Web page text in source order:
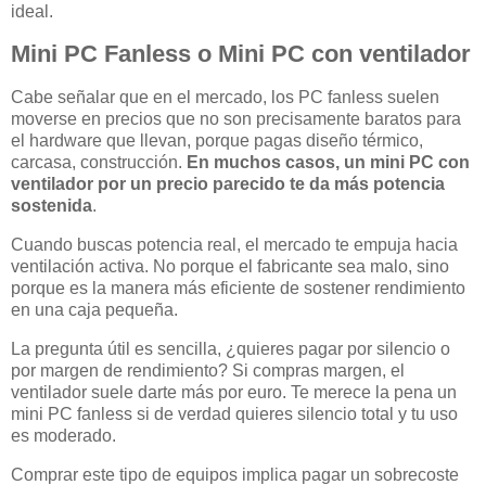
ideal.
Mini PC Fanless o Mini PC con ventilador
Cabe señalar que en el mercado, los PC fanless suelen
moverse en precios que no son precisamente baratos para
el hardware que llevan, porque pagas diseño térmico,
carcasa, construcción. En muchos casos, un mini PC con
ventilador por un precio parecido te da más potencia
sostenida.
Cuando buscas potencia real, el mercado te empuja hacia
ventilación activa. No porque el fabricante sea malo, sino
porque es la manera más eficiente de sostener rendimiento
en una caja pequeña.
La pregunta útil es sencilla, ¿quieres pagar por silencio o
por margen de rendimiento? Si compras margen, el
ventilador suele darte más por euro. Te merece la pena un
mini PC fanless si de verdad quieres silencio total y tu uso
es moderado.
Comprar este tipo de equipos implica pagar un sobrecoste